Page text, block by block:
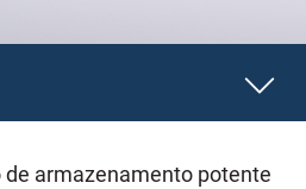
de armazenamento potente